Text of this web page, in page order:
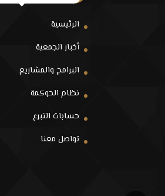
الرئيسية
أخبار الجمعية
البرامج والمشاريع
نظام الحوكمة
حسابات التبرع
تواصل معنا